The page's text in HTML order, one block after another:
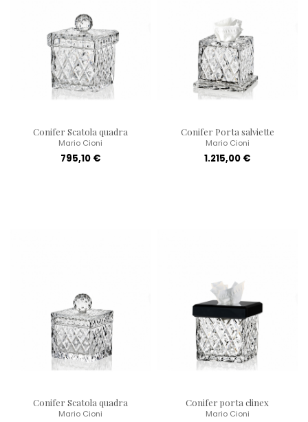
Conifer Scatola quadra
Mario Cioni
795,10 €
Conifer Porta salviette
Mario Cioni
1.215,00 €
Conifer Scatola quadra
Mario Cioni
Conifer porta clinex
Mario Cioni